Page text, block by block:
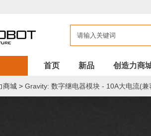
首页 新品 创造力商
商城 > Gravity: 数字继电器模块 - 10A大电流(